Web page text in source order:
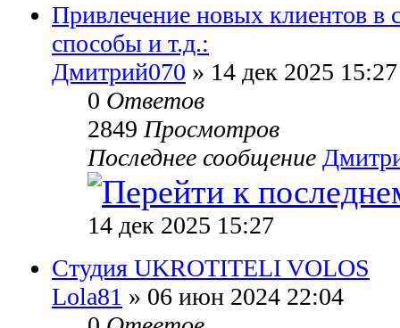
Привлечение новых клиентов в
способы и т.д.:
Дмитрий070 » 14 дек 2025 15:27
0 Ответов
2849Просмотров
Последнее сообщение
14 дек 2025 15:27
Студия UKROTITELI VOLOS
Lola81 » 06 июн 2024 22:04